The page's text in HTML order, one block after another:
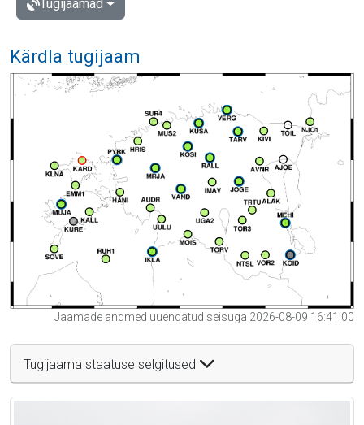
Tugijaamad
Kärdla tugijaam
Jaamade andmed uuendatud seisuga 2026-08-09 16:41:00
Tugijaama staatuse selgitused